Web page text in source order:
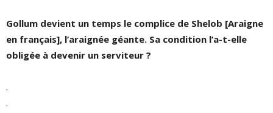
Gollum devient un temps le complice de Shelob [Araigne
en français], l’araignée géante. Sa condition l’a-t-elle
obligée à devenir un serviteur ?
.
.